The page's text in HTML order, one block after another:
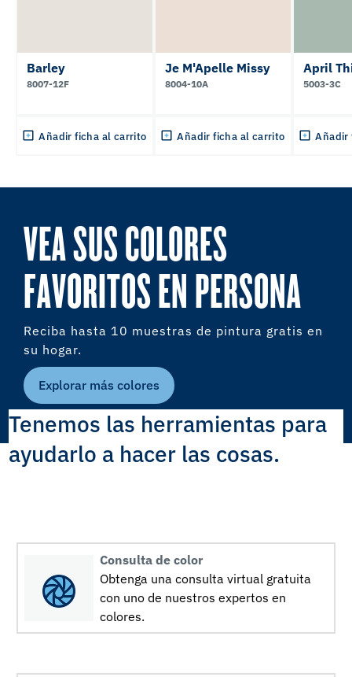
Barley
8007-12F
Añadir ficha al carrito
Je M'Apelle Missy
8004-10A
Añadir ficha al carrito
April
5003-3C
Añadir
VEA SUS COLORES
FAVORITOS EN PERSONA
Reciba hasta 10 muestras de pintura gratis en
su hogar.
Explorar más colores
Tenemos las herramientas para
ayudarlo a hacer las cosas.
Consulta de color
Obtenga una consulta virtual gratuita
con uno de nuestros expertos en
colores.